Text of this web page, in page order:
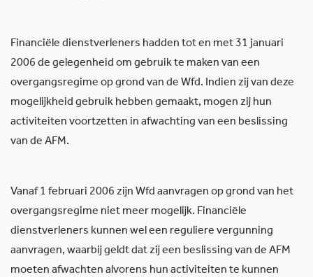
Financiële dienstverleners hadden tot en met 31 januari
2006 de gelegenheid om gebruik te maken van een
overgangsregime op grond van de Wfd. Indien zij van deze
mogelijkheid gebruik hebben gemaakt, mogen zij hun
activiteiten voortzetten in afwachting van een beslissing
van de AFM.
Vanaf 1 februari 2006 zijn Wfd aanvragen op grond van het
overgangsregime niet meer mogelijk. Financiële
dienstverleners kunnen wel een reguliere vergunning
aanvragen, waarbij geldt dat zij een beslissing van de AFM
moeten afwachten alvorens hun activiteiten te kunnen